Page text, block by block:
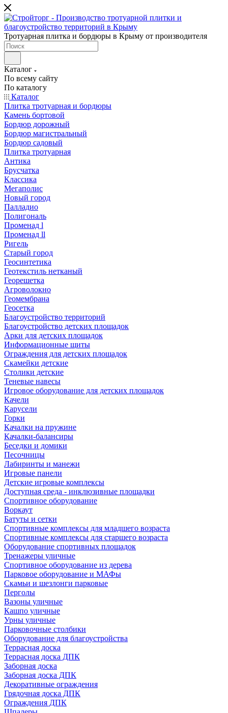
Тротуарная плитка и бордюры в Крыму от производителя
Каталог
По всему сайту
По каталогу
Каталог
Плитка тротуарная и бордюры
Камень бортовой
Бордюр дорожный
Бордюр магистральный
Бордюр садовый
Плитка тротуарная
Антика
Брусчатка
Классика
Мегаполис
Новый город
Палладио
Полигональ
Променад l
Променад ll
Ригель
Старый город
Геосинтетика
Геотекстиль нетканый
Георешетка
Агроволокно
Геомембрана
Геосетка
Благоустройство территорий
Благоустройство детских площадок
Арки для детских площадок
Информационные щиты
Ограждения для детских площадок
Скамейки детские
Столики детские
Теневые навесы
Игровое оборудование для детских площадок
Качели
Карусели
Горки
Качалки на пружине
Качалки-балансиры
Беседки и домики
Песочницы
Лабиринты и манежи
Игровые панели
Детские игровые комплексы
Доступная среда - инклюзивные площадки
Спортивное оборудование
Воркаут
Батуты и сетки
Спортивные комплексы для младшего возраста
Спортивные комплексы для старшего возраста
Оборудование спортивных площадок
Тренажеры уличные
Спортивное оборудование из дерева
Парковое оборудование и МАФы
Скамьи и шезлонги парковые
Перголы
Вазоны уличные
Кашпо уличные
Урны уличные
Парковочные столбики
Оборудование для благоустройства
Террасная доска
Террасная доска ДПК
Заборная доска
Заборная доска ДПК
Декоративные ограждения
Грядочная доска ДПК
Ограждения ДПК